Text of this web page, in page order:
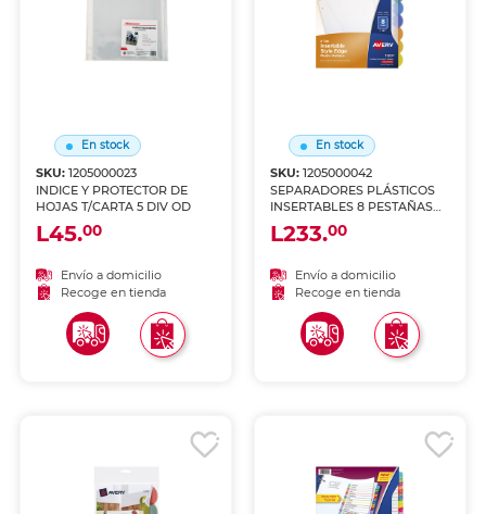
En stock
SKU:1205000023
INDICE Y PROTECTOR DE
HOJAS T/CARTA 5 DIV OD
L45.00
Envío a domicilio
Recoge en tienda
En stock
SKU: 1205000042
SEPARADORES PLÁSTICOS
INSERTABLES 8 PESTAÑAS
MULTICOLOR.
L233.00
Envío a domicilio
Recoge en tienda